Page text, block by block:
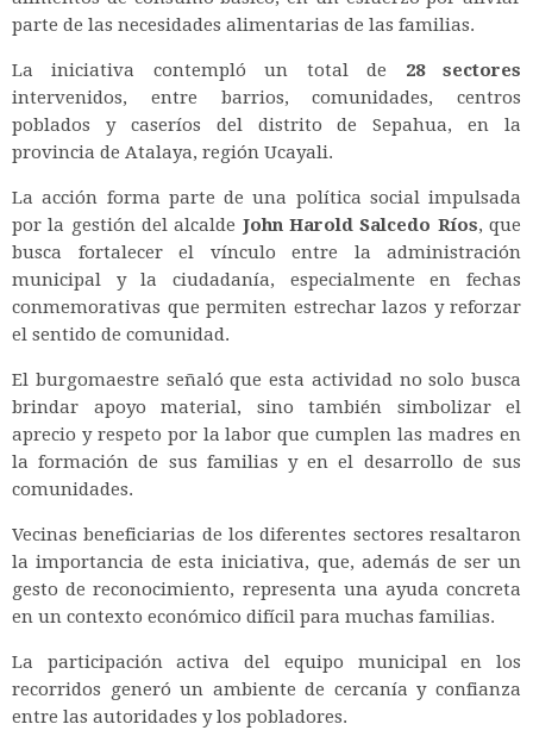
parte de las necesidades alimentarias de las familias.
La iniciativa contempló un total de 28 sectores
intervenidos, entre barrios, comunidades, centros
poblados y caseríos del distrito de Sepahua, en la
provincia de Atalaya, región Ucayali.
La acción forma parte de una política social impulsada
por la gestión del alcalde John Harold Salcedo Ríos, que
busca fortalecer el vínculo entre la administración
municipal y la ciudadanía, especialmente en fechas
conmemorativas que permiten estrechar lazos y reforzar
el sentido de comunidad.
El burgomaestre señaló que esta actividad no solo busca
brindar apoyo material, sino también simbolizar el
aprecio y respeto por la labor que cumplen las madres en
la formación de sus familias y en el desarrollo de sus
comunidades.
Vecinas beneficiarias de los diferentes sectores resaltaron
la importancia de esta iniciativa, que, además de ser un
gesto de reconocimiento, representa una ayuda concreta
en un contexto económico difícil para muchas familias.
La participación activa del equipo municipal en los
recorridos generó un ambiente de cercanía y confianza
entre las autoridades y los pobladores.